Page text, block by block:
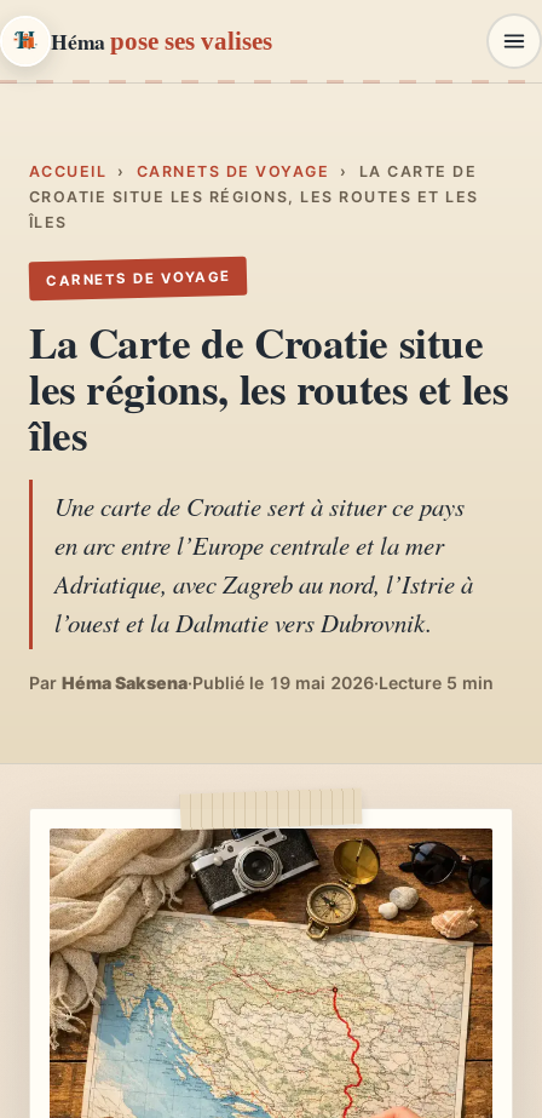
Hémapose ses valises
Récits, road-trips, itinéraires
02 Escapades en France
04 Lifestyle & déco
Recettes du monde
ACCUEIL › CARNETS DE VOYAGE › LA CARTE DE
CROATIE SITUE LES RÉGIONS, LES ROUTES ET LES
ÎLES
CARNETS DE VOYAGE
La Carte de Croatie situe
les régions, les routes et les
îles
Une carte de Croatie sert à situer ce pays
en arc entre l’Europe centrale et la mer
Adriatique, avec Zagreb au nord, l’Istrie à
l’ouest et la Dalmatie vers Dubrovnik.
Par Héma Saksena·Publié le 19 mai 2026·Lecture 5 min